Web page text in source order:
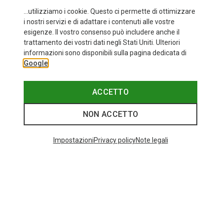
Risparmi 28% fino a 34%
...utilizziamo i cookie. Questo ci permette di ottimizzare
i nostri servizi e di adattare i contenuti alle vostre
esigenze. Il vostro consenso può includere anche il
trattamento dei vostri dati negli Stati Uniti. Ulteriori
informazioni sono disponibili sulla pagina dedicata di
Google
ACCETTO
NON ACCETTO
ImpostazioniPrivacy policyNote legali